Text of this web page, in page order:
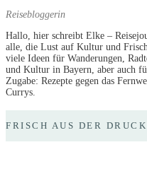
Reisebloggerin
Hallo, hier schreibt Elke –
alle, die Lust auf Kultur und
viele Ideen für Wanderungen,
und Kultur in Bayern, aber auch
Zugabe: Rezepte gegen das
Currys.
FRISCH AUS DER